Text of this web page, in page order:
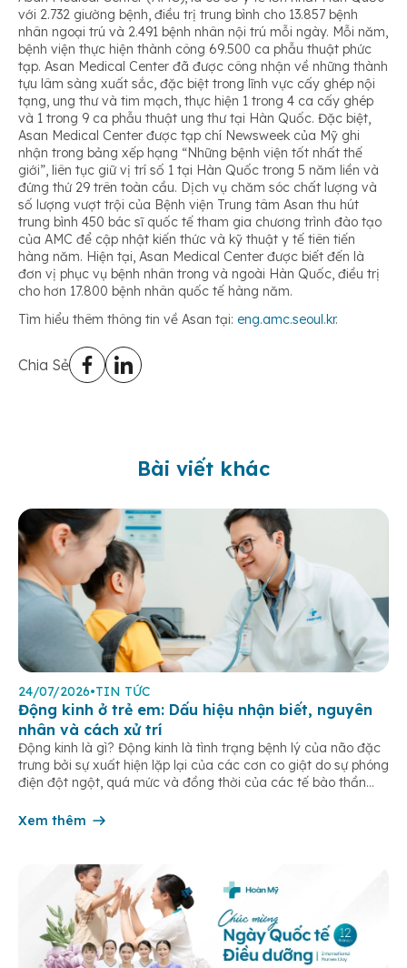
với 2.732 giường bệnh, điều trị trung bình cho 13.857 bệnh
nhân ngoại trú và 2.491 bệnh nhân nội trú mỗi ngày. Mỗi năm,
bệnh viện thực hiện thành công 69.500 ca phẫu thuật phức
tạp. Asan Medical Center đã được công nhận về những thành
tựu lâm sàng xuất sắc, đặc biệt trong lĩnh vực cấy ghép nội
tạng, ung thư và tim mạch, thực hiện 1 trong 4 ca cấy ghép
và 1 trong 9 ca phẫu thuật ung thư tại Hàn Quốc. Đặc biệt,
Asan Medical Center được tạp chí Newsweek của Mỹ ghi
nhận trong bảng xếp hạng “Những bệnh viện tốt nhất thế
giới”, liên tục giữ vị trí số 1 tại Hàn Quốc trong 5 năm liền và
đứng thứ 29 trên toàn cầu. Dịch vụ chăm sóc chất lượng và
số lượng vượt trội của Bệnh viện Trung tâm Asan thu hút
trung bình 450 bác sĩ quốc tế tham gia chương trình đào tạo
của AMC để cập nhật kiến thức và kỹ thuật y tế tiên tiến
hàng năm. Hiện tại, Asan Medical Center được biết đến là
đơn vị phục vụ bệnh nhân trong và ngoài Hàn Quốc, điều trị
cho hơn 17.800 bệnh nhân quốc tế hàng năm.
Tìm hiểu thêm thông tin về Asan tại: eng.amc.seoul.kr.
Chia Sẻ
Bài viết khác
24/07/2026•TIN TỨC
Động kinh ở trẻ em: Dấu hiệu nhận biết, nguyên
nhân và cách xử trí
Động kinh là gì? Động kinh là tình trạng bệnh lý của não đặc
trưng bởi sự xuất hiện lặp lại của các cơn co giật do sự phóng
điện đột ngột, quá mức và đồng thời của các tế bào thần
Xem thêm